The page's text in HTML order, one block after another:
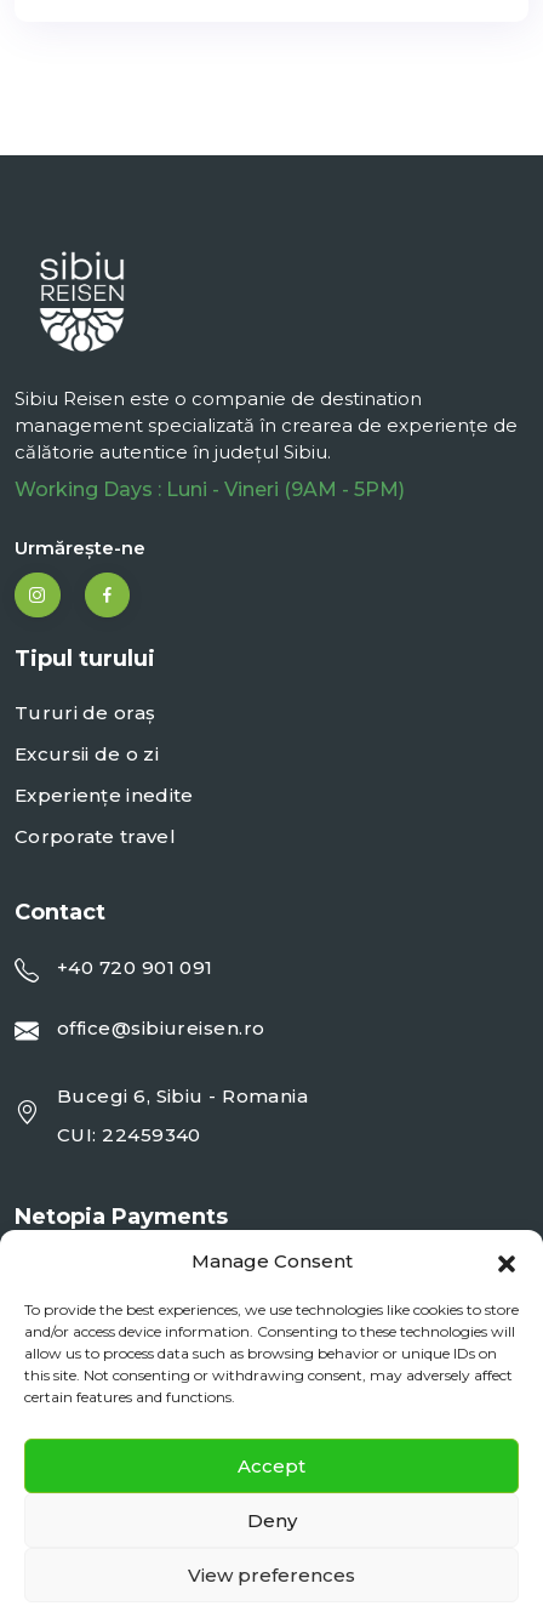
Manage Consent
To provide the best experiences, we use technologies like cookies to store
and/or access device information. Consenting to these technologies will
allow us to process data such as browsing behavior or unique IDs on
this site. Not consenting or withdrawing consent, may adversely affect
certain features and functions.
Accept
Deny
View preferences
Sibiu Reisen este o companie de destination
management specializată în crearea de experiențe de
călătorie autentice în județul Sibiu.
Working Days : Luni - Vineri (9AM - 5PM)
Urmărește-ne
Tipul turului
Tururi de oraș
Excursii de o zi
Experiențe inedite
Corporate travel
Contact
+40 720 901 091
office@sibiureisen.ro
Bucegi 6, Sibiu - Romania
CUI: 22459340
Netopia Payments
Daily City Tour
BOOK NOW
✕